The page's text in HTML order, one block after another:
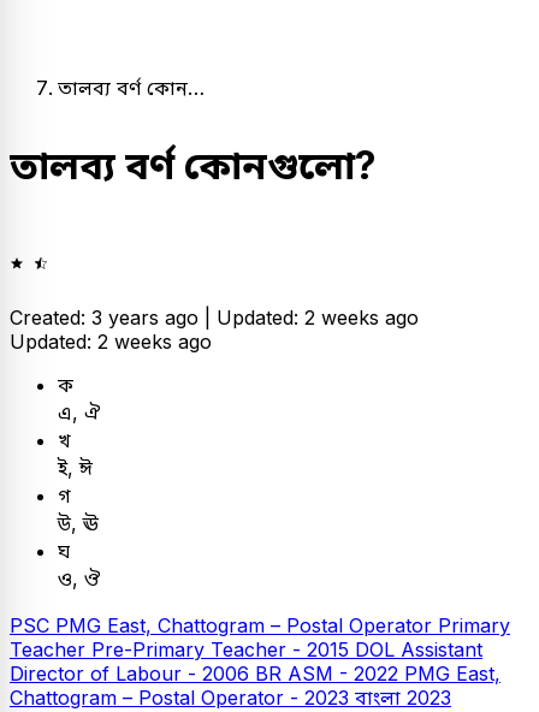
তালব্য বর্ণ কোন…
তালব্য বর্ণ কোনগুলো?
Created: 3 years ago | Updated: 2 weeks ago
Updated: 2 weeks ago
ক
এ, ঐ
খ
ই, ঈ
গ
উ, ঊ
ঘ
ও, ঔ
PSC PMG East, Chattogram – Postal Operator Primary
Teacher Pre-Primary Teacher - 2015 DOL Assistant
Director of Labour - 2006 BR ASM - 2022 PMG East,
Chattogram – Postal Operator - 2023 বাংলা 2023